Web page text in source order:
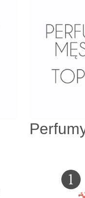
1